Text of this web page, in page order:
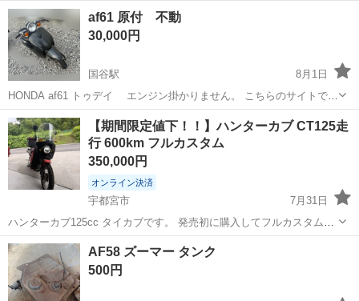
交換しましたが、乗り換えの為 出品します。 セル始動OK キックOK
車体自体は古い物ですが、 私の主観では外装交換しましたので綺麗だ
と思...
栃木 佐野市 葛生駅 ホンダ
af61 原付 不動
30,000円
国谷駅
8月1日
HONDA af61 トゥデイ エンジン掛かりません。 こちらのサイトで、
お譲りいただき修理して乗る予定でしたが、時間がなく修理が困難な
為、直せる方にお譲り致します。 バイク屋さんからは、おそらくカー
ボン噛みだと思う...
栃木 下都賀郡 国谷駅 ホンダ
【期間限定値下！！】ハンターカブ CT125走
行 600km フルカスタム
350,000円
オンライン決済
宇都宮市
7月31日
ハンターカブ125cc タイカブです。 発売初に購入してフルカスタムし
てから飽きて乗ってません。 バッテリー上がってますがキックでかか
ります。 バッテリー交換希望でしたらバッテリー代金もらえれば工賃
無料で交換します。 何か質...
栃木 宇都宮市 ホンダ
AF58 ズーマー タンク
500円